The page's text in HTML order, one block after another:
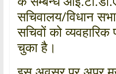
सचिवालय/विधान
सचिवों को व्यवहारिक
चुका है।